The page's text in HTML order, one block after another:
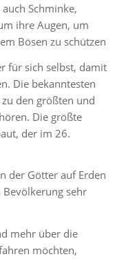
Schminke,
ihre Augen, um
Bösen zu schützen
für sich selbst, damit
Die bekanntesten
zu den größten und
Die größte
der im 26.
der Götter auf Erden
sehr
mehr über die
möchten,